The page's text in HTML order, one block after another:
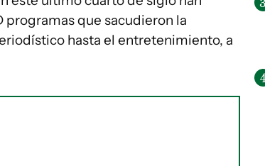
programas que sacudieron la
hasta el entretenimiento, a